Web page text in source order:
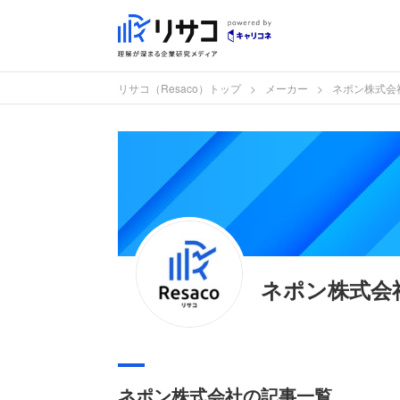
リサコ（Resaco）トップ メーカー ネポン株式会
ネポン株式会